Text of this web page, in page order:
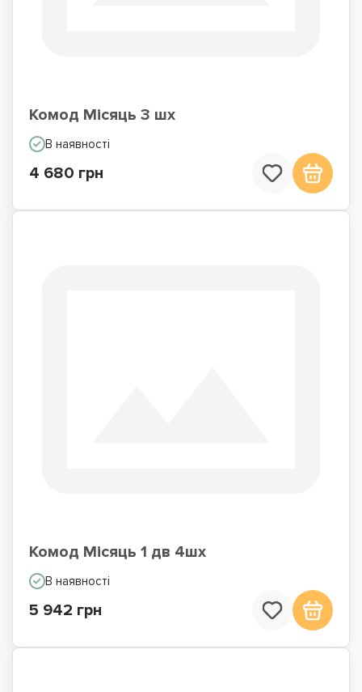
Комод Місяць 3 шх
В наявності
4 680 грн
Комод Місяць 1 дв 4шх
В наявності
5 942 грн